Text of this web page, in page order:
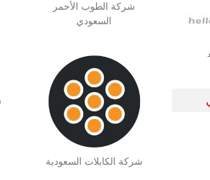
شركة الطوب الأحمر
السعودي
شركة الكابلات السعودية